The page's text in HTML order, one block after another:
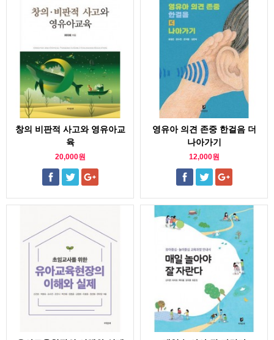
창의 비판적 사고와 영유아교
육
20,000원
영유아 의견 존중 한걸음 더
나아가기
12,000원